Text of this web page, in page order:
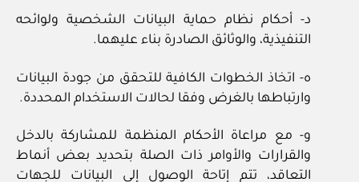
د- أحكام نظام حماية البيانات الشخصية ولوائحه
التنفيذية، والوثائق الصادرة بناء عليهما.
ه- اتخاذ الخطوات الكافية للتحقق من جودة البيانات
وارتباطها بالغرض وفقا لحالات الاستخدام المحددة.
و- مع مراعاة الأحكام المنظمة للمشاركة بالدخل
والقرارات والأوامر ذات الصلة بتحديد بعض أنماط
التعاقد، تتم إتاحة الوصول إلى البيانات للجهات